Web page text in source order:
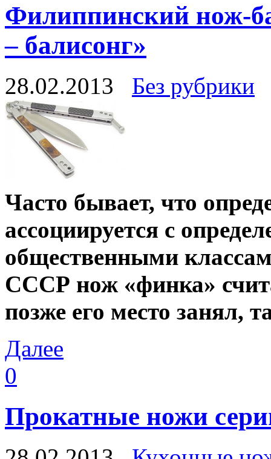
Филиппинский нож-
– балисонг»
28.02.2013 Без рубрики
Часто бывает, что
ассоциируется с
общественными
СССР нож «финка»
позже его место занял,
Далее
0
Прокатные ножи